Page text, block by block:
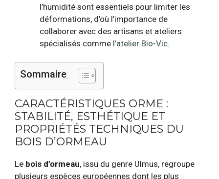
l’humidité sont essentiels pour limiter les
déformations, d’où l’importance de
collaborer avec des artisans et ateliers
spécialisés comme l’atelier Bio-Vic.
Sommaire
CARACTÉRISTIQUES ORME :
STABILITÉ, ESTHÉTIQUE ET
PROPRIÉTÉS TECHNIQUES DU
BOIS D’ORMEAU
Le bois d’ormeau, issu du genre Ulmus, regroupe
plusieurs espèces européennes dont les plus